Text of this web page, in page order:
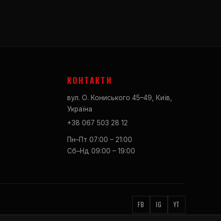
КОНТАКТИ
вул. О. Кониського 45–49, Київ,
Україна
+38 067 503 28 12
Пн–Пт 07:00 – 21:00
Сб–Нд 09:00 – 19:00
FB IG YT